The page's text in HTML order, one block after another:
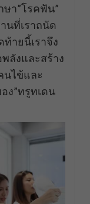
า”โรคฟัน”
นที่เราถนัด
ท้ายนี้เราจึง
พลังและสร้าง
นไข้และ
ง”ทรูทเดน